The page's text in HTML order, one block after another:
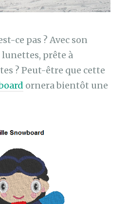
ce pas ? Avec son
lunettes, prête à
? Peut-être que cette
ornera bientôt une